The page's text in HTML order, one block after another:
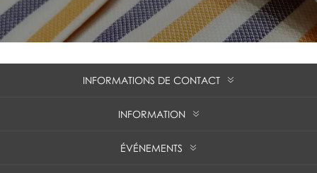
INFORMATIONS DE CONTACT
INFORMATION
ÉVÉNEMENTS